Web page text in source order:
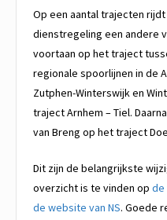
Op een aantal trajecten
dienstregeling een andere
voortaan op het traject
regionale spoorlijnen in de
Zutphen-Winterswijk en
traject Arnhem – Tiel.
van Breng op het traject
Dit zijn de belangrijkste
overzicht is te vinden op de
de website van NS. Goede